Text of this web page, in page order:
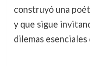
construyó una
y que sigue
dilemas